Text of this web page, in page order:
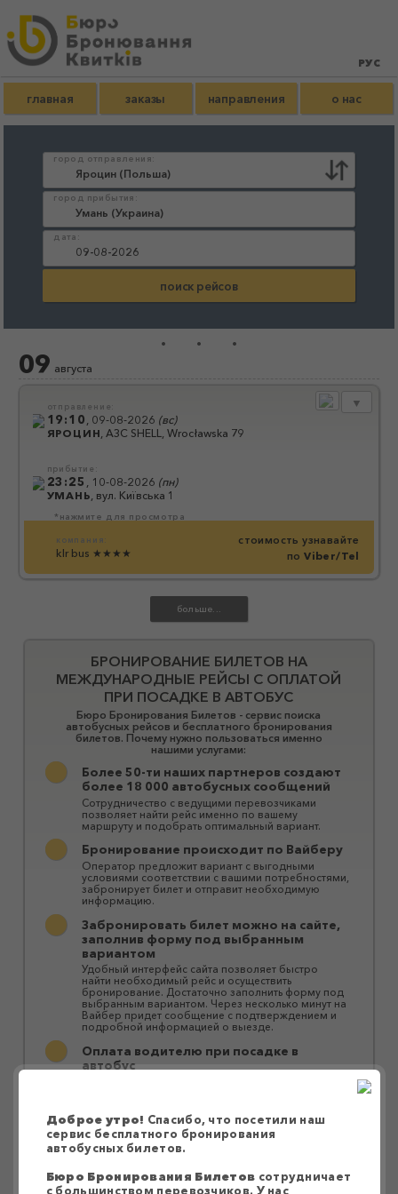
главная заказы направления о нас
город отправления:
город прибытия:
дата:
...
09 августа
▼
*нажмите для просмотра
отправление:
19:10 09-08-2026 (вс)
ЯРОЦИН АЗС SHELL, Wrocławska 79
прибытие:
23:25 10-08-2026 (пн)
УМАНЬ вул. Київська 1
компания:
klr bus ★★★★
стоимость узнавайте
поViber/Tel
БРОНИРОВАНИЕ БИЛЕТОВ НА
МЕЖДУНАРОДНЫЕ РЕЙСЫ С ОПЛАТОЙ
ПРИ ПОСАДКЕ В АВТОБУС
Бюро Бронирования Билетов - сервис поиска
автобусных рейсов и бесплатного бронирования
билетов. Почему нужно пользоваться именно
нашими услугами:
Более 50-ти наших партнеров создают
более 18 000 автобусных сообщений
Сотрудничество с ведущими перевозчиками
позволяет найти рейс именно по вашему
маршруту и ​​подобрать оптимальный вариант.
Бронирование происходит по Вайберу
Оператор предложит вариант с выгодными
условиями соответствии с вашими потребностями,
забронирует билет и отправит необходимую
информацию.
Забронировать билет можно на сайте,
заполнив форму под выбранным
вариантом
Удобный интерфейс сайта позволяет быстро
найти необходимый рейс и осуществить
бронирование. Достаточно заполнить форму под
выбранным вариантом. Через несколько минут на
Вайбер придет сообщение с подтверждением и
подробной информацией о выезде.
Оплата водителю при посадке в
автобус
Перевозки осуществляются большими
комфортабельными автобусами
Наши партнеры предоставляют качественные и
быстрой заменой автобуса без ожидания.
Автобусы оснащены системами
Доброе утро! Спасибо, что посетили наш
сервис бесплатного бронирования
автобусных билетов.
Бюро Бронирования Билетов сотрудничает
с большинством перевозчиков. У нас